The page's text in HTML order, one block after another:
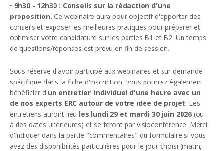
• 9h30 - 12h30 : Conseils sur la rédaction d'une
proposition. Ce webinaire aura pour objectif d'apporter des
conseils et exposer les meilleures pratiques pour préparer et
optimiser votre candidature sur les parties B1 et B2. Un temps
de questions/réponses est prévu en fin de session.
Sous réserve d'avoir participé aux webinaires et sur demande
spécifique dans la fiche d'inscription, vous pourrez également
bénéficier d'un entretien individuel d'une heure avec un
de nos experts ERC autour de votre idée de projet. Les
entretiens auront lieu les lundi 29 et mardi 30 juin 2026 (ou
à des dates ultérieures) et se feront par visioconférence. Merci
d'indiquer dans la partie "commentaires" du formulaire si vous
avez des disponibilités particulières pour le jour choisi (matin,